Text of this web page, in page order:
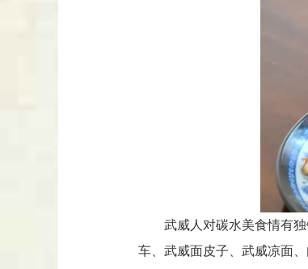
武威人对碳水美食情有
车、武威面皮子、武威凉面